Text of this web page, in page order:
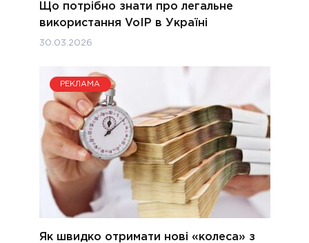
Що потрібно знати про легальне
використання VoIP в Україні
30.03.2026
РЕКЛАМА
Як швидко отримати нові «колеса» з